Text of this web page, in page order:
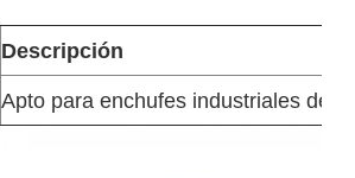
Descripción
Apto para enchufes industriales de 6